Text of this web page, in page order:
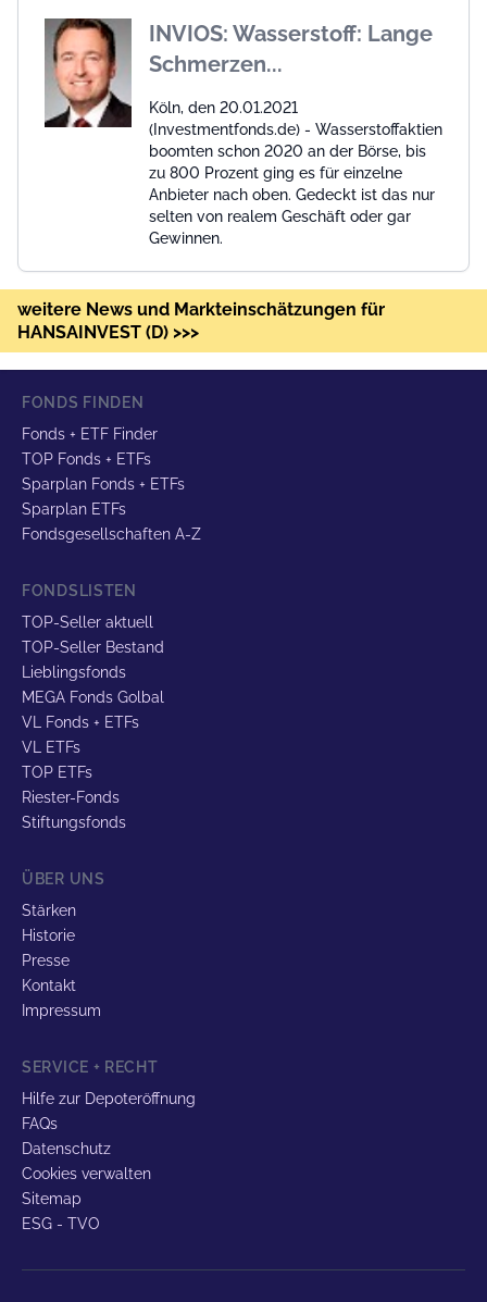
INVIOS: Wasserstoff: Lange
Schmerzen...
Köln, den 20.01.2021
(Investmentfonds.de) - Wasserstoffaktien
boomten schon 2020 an der Börse, bis
zu 800 Prozent ging es für einzelne
Anbieter nach oben. Gedeckt ist das nur
selten von realem Geschäft oder gar
Gewinnen.
weitere News und Markteinschätzungen für
HANSAINVEST (D) >>>
FONDS FINDEN
Fonds + ETF Finder
TOP Fonds + ETFs
Sparplan Fonds + ETFs
Sparplan ETFs
Fondsgesellschaften A-Z
FONDSLISTEN
TOP-Seller aktuell
TOP-Seller Bestand
Lieblingsfonds
MEGA Fonds Golbal
VL Fonds + ETFs
VL ETFs
TOP ETFs
Riester-Fonds
Stiftungsfonds
ÜBER UNS
Stärken
Historie
Presse
Kontakt
Impressum
SERVICE + RECHT
Hilfe zur Depoteröffnung
FAQs
Datenschutz
Cookies verwalten
Sitemap
ESG - TVO